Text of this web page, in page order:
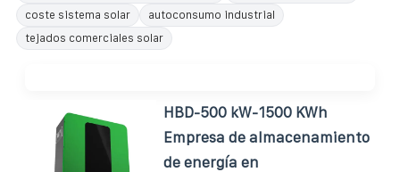
coste sistema solar
autoconsumo industrial
tejados comerciales solar
HBD-500 kW-1500 KWh
Empresa de almacenamiento
de energía en